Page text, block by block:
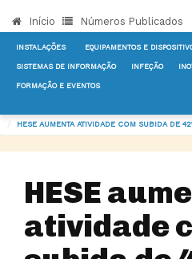
Início Números Publicados
INSTALAÇÕES EQUIPAMENTOS E
SISTEMAS DE INFORMAÇÃO INFEÇÃO
FORMAÇÃO E EVENTOS
HESE AUMENTA ATIVIDADE COM SUBIDA DE
HESE
atividade